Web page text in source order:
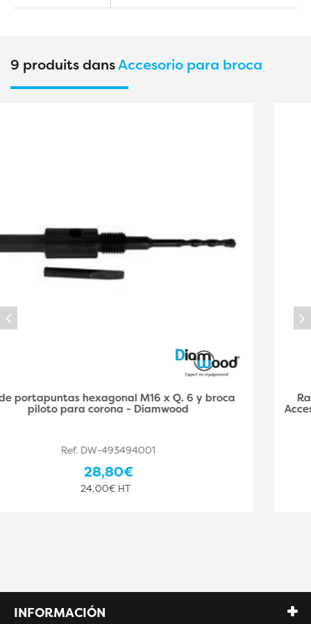
9 produits dansAccesorio para broca
Rallonge 300 mm pour Scie Trépan – 300 mm –
Accessoire Pratique pour Découpe Précise - RIBIMEX
Ref. RIB-PRSDST300RL
39,60€
33,00€ HT
INFORMACIÓN